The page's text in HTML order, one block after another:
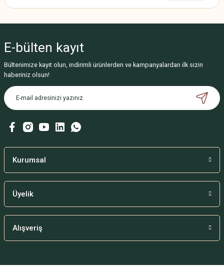
E-bülten kayıt
Bültenimize kayıt olun, indirimli ürünlerden ve kampanyalardan ilk sizin
haberiniz olsun!
Kurumsal
Üyelik
Alışveriş